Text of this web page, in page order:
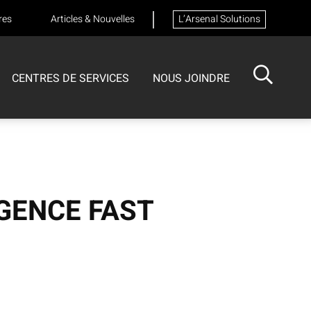
Articles & Nouvelles L’Arsenal Solutions
CENTRES DE SERVICES NOUS JOINDRE
FAST